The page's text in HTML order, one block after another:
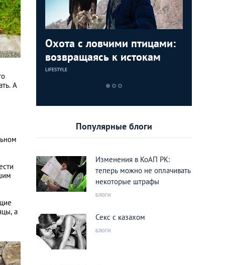
А
а
Охота с ловчими птицами:
возвращаясь к истокам
LIFESTYLE
Популярные блоги
Изменения в КоАП РК:
теперь можно не оплачивать
некоторые штрафы
БЛОГИ
Секс с казахом
БЛОГИ